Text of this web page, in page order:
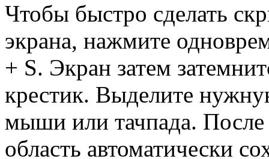
Чтобы быстро сделать
экрана, нажмите
+ S. Экран затем
крестик. Выделите
мыши или тачпада.
область автоматически